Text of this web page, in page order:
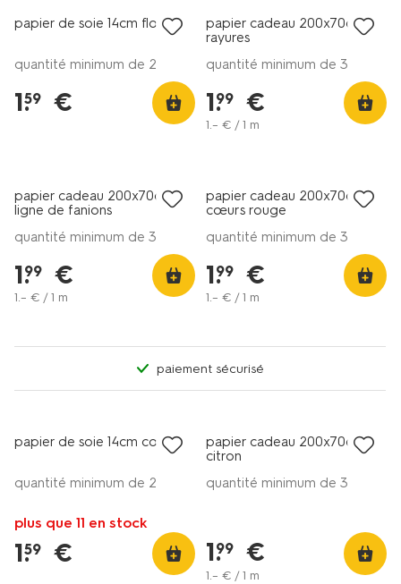
papier de soie 14cm floral
quantité minimum de 2
1.
59 €
papier cadeau 200x70cm
rayures
quantité minimum de 3
1.
99 €
1.– € / 1 m
papier cadeau 200x70cm
ligne de fanions
quantité minimum de 3
1.
99 €
1.– € / 1 m
papier cadeau 200x70cm
cœurs rouge
quantité minimum de 3
1.
99 €
1.– € / 1 m
paiement sécurisé
papier de soie 14cm cœurs
quantité minimum de 2
plus que 11 en stock
1.
59 €
papier cadeau 200x70cm
citron
quantité minimum de 3
1.
99 €
1.– € / 1 m